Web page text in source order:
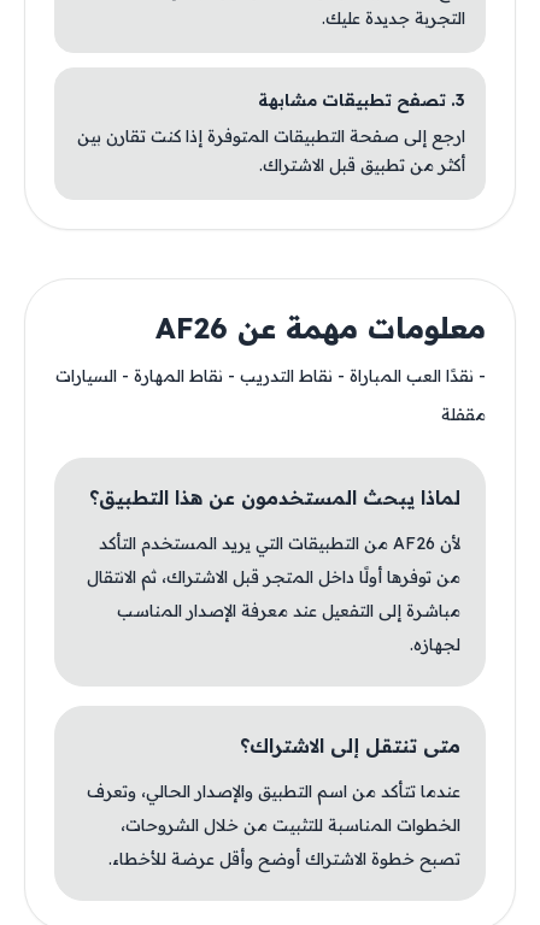
التجربة جديدة عليك.
3. تصفح تطبيقات مشابهة
ارجع إلى صفحة التطبيقات المتوفرة إذا كنت تقارن بين
أكثر من تطبيق قبل الاشتراك.
معلومات مهمة عن AF26
- نقدًا العب المباراة - نقاط التدريب - نقاط المهارة - السيارات
مقفلة
لماذا يبحث المستخدمون عن هذا التطبيق؟
لأن AF26 من التطبيقات التي يريد المستخدم التأكد
من توفرها أولًا داخل المتجر قبل الاشتراك، ثم الانتقال
مباشرة إلى التفعيل عند معرفة الإصدار المناسب
لجهازه.
متى تنتقل إلى الاشتراك؟
عندما تتأكد من اسم التطبيق والإصدار الحالي، وتعرف
الخطوات المناسبة للتثبيت من خلال الشروحات،
تصبح خطوة الاشتراك أوضح وأقل عرضة للأخطاء.